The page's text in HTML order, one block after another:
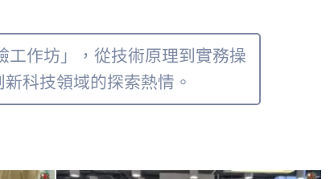
工作坊」，從技術原理到實務操
科技領域的探索熱情。